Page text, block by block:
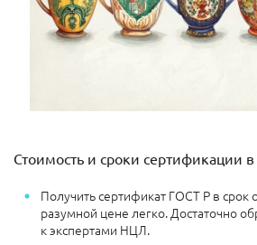
Стоимость и сроки сертификации в
Получить сертификат ГОСТ Р в срок
разумной цене легко. Достаточно
к экспертами НЦЛ.